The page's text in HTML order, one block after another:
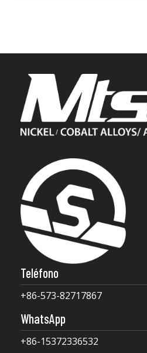
Teléfono
+86-573-82717867
WhatsApp
+86-15372336532